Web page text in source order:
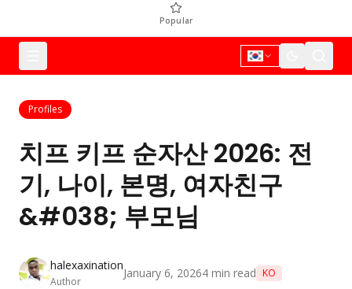
Popular
Profiles
치프 키프 순자산 2026: 전
기, 나이, 본명, 여자친구
&#038; 부모님
halexaxination
Author
January 6, 20264 min read KO